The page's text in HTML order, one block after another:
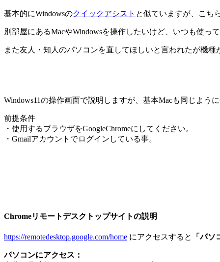
基本的にWindowsのクイックアシスト と似ていますが、こち
別部屋にあるMacやWindowsを操作したいけど、いつも使っ
また友人・知人のパソコンを直してほしいと言われたが機
Windows11の操作画面で説明しますが、基本Macも同じよう
前提条件
・使用するブラウザをGoogleChromeにしてください。
・Gmailアカウントでログインしている事。
Chromeリモートデスクトップサイトの説明
https://remotedesktop.google.com/home にアクセスすると 「パ
パソコンにアクセス：